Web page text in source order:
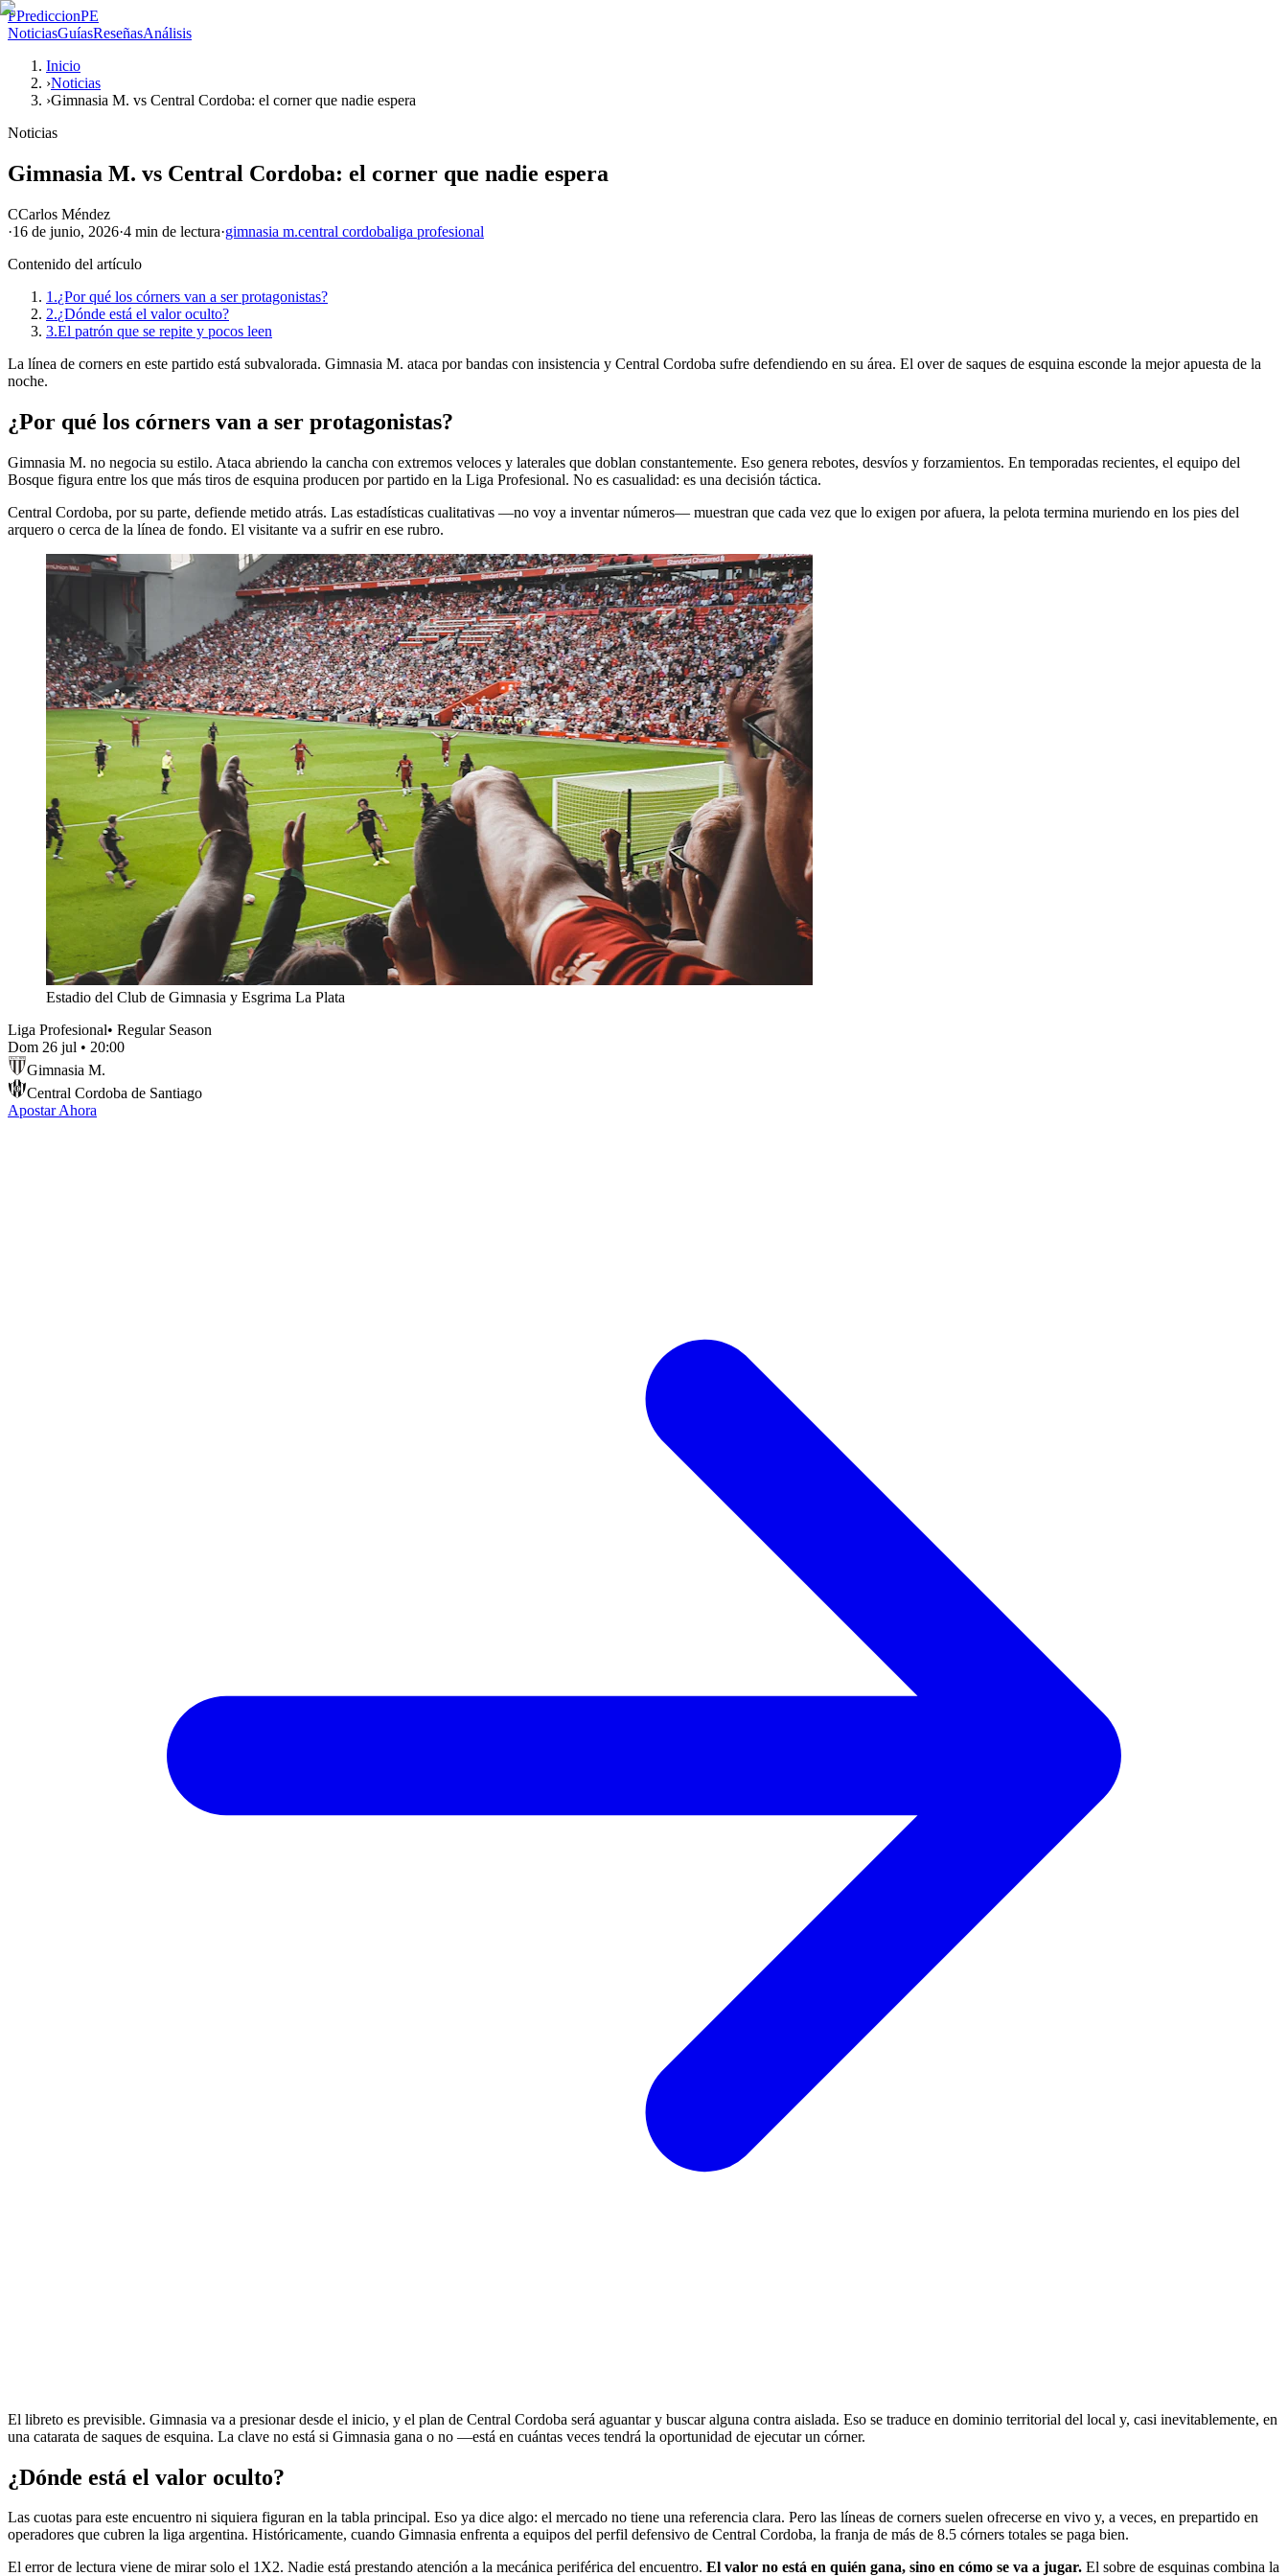
PPrediccionPE
NoticiasGuíasReseñasAnálisis
Inicio
›Noticias
›Gimnasia M. vs Central Cordoba: el corner que nadie espera
Noticias
Gimnasia M. vs Central Cordoba: el corner que nadie espera
CCarlos Méndez
·16 de junio, 2026·4 min de lectura·gimnasia m.central cordobaliga profesional
Contenido del artículo
1.¿Por qué los córners van a ser protagonistas?
2.¿Dónde está el valor oculto?
3.El patrón que se repite y pocos leen
La línea de corners en este partido está subvalorada. Gimnasia M. ataca por bandas con insistencia y Central Cordoba sufre defendiendo en su área. El over de saques de esquina esconde la mejor apuesta de la
noche.
¿Por qué los córners van a ser protagonistas?
Gimnasia M. no negocia su estilo. Ataca abriendo la cancha con extremos veloces y laterales que doblan constantemente. Eso genera rebotes, desvíos y forzamientos. En temporadas recientes, el equipo del
Bosque figura entre los que más tiros de esquina producen por partido en la Liga Profesional. No es casualidad: es una decisión táctica.
Central Cordoba, por su parte, defiende metido atrás. Las estadísticas cualitativas —no voy a inventar números— muestran que cada vez que lo exigen por afuera, la pelota termina muriendo en los pies del
arquero o cerca de la línea de fondo. El visitante va a sufrir en ese rubro.
Estadio del Club de Gimnasia y Esgrima La Plata
Liga Profesional• Regular Season
Dom 26 jul • 20:00
Gimnasia M.
Central Cordoba de Santiago
Apostar Ahora
El libreto es previsible. Gimnasia va a presionar desde el inicio, y el plan de Central Cordoba será aguantar y buscar alguna contra aislada. Eso se traduce en dominio territorial del local y, casi inevitablemente, en
una catarata de saques de esquina. La clave no está si Gimnasia gana o no —está en cuántas veces tendrá la oportunidad de ejecutar un córner.
¿Dónde está el valor oculto?
Las cuotas para este encuentro ni siquiera figuran en la tabla principal. Eso ya dice algo: el mercado no tiene una referencia clara. Pero las líneas de corners suelen ofrecerse en vivo y, a veces, en prepartido en
operadores que cubren la liga argentina. Históricamente, cuando Gimnasia enfrenta a equipos del perfil defensivo de Central Cordoba, la franja de más de 8.5 córners totales se paga bien.
El error de lectura viene de mirar solo el 1X2. Nadie está prestando atención a la mecánica periférica del encuentro. El valor no está en quién gana, sino en cómo se va a jugar. El sobre de esquinas combina la